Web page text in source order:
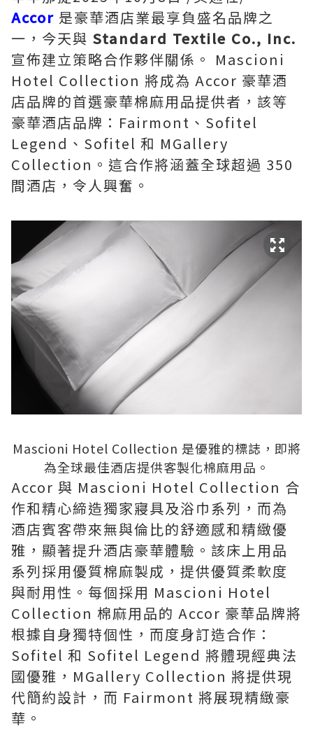
Accor 是豪華酒店業最享負盛名品牌之
一，今天與 Standard Textile Co., Inc.
宣佈建立策略合作夥伴關係。 Mascioni
Hotel Collection 將成為 Accor 豪華酒
店品牌的首選豪華棉麻用品提供者，該等
豪華酒店品牌：Fairmont、Sofitel
Legend、Sofitel 和 MGallery
Collection。這合作將涵蓋全球超過 350
間酒店，令人興奮。
Mascioni Hotel Collection 是優雅的標誌，即將
為全球最佳酒店提供客製化棉麻用品。
Accor 與 Mascioni Hotel Collection 合
作和精心締造獨家寢具及浴巾系列，而為
酒店賓客帶來無與倫比的舒適感和精緻優
雅，顯著提升酒店豪華體驗。該床上用品
系列採用優質棉麻製成，提供優質柔軟度
與耐用性。每個採用 Mascioni Hotel
Collection 棉麻用品的 Accor 豪華品牌將
根據自身獨特個性，而度身訂造合作：
Sofitel 和 Sofitel Legend 將體現經典法
國優雅，MGallery Collection 將提供現
代簡約設計，而 Fairmont 將展現精緻豪
華。